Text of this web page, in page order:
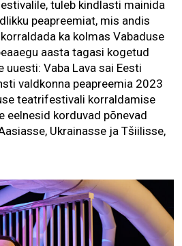
tuleb kindlasti mainida
peapreemiat, mis andis
ka kolmas Vabaduse
aasta tagasi kogetud
Vaba Lava sai Eesti
valdkonna peapreemia 2023
teatrifestivali korraldamise
eelnesid korduvad põnevad
Ukrainasse ja Tšiilisse,